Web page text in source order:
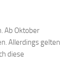
Ab Oktober
Allerdings gelten
diese